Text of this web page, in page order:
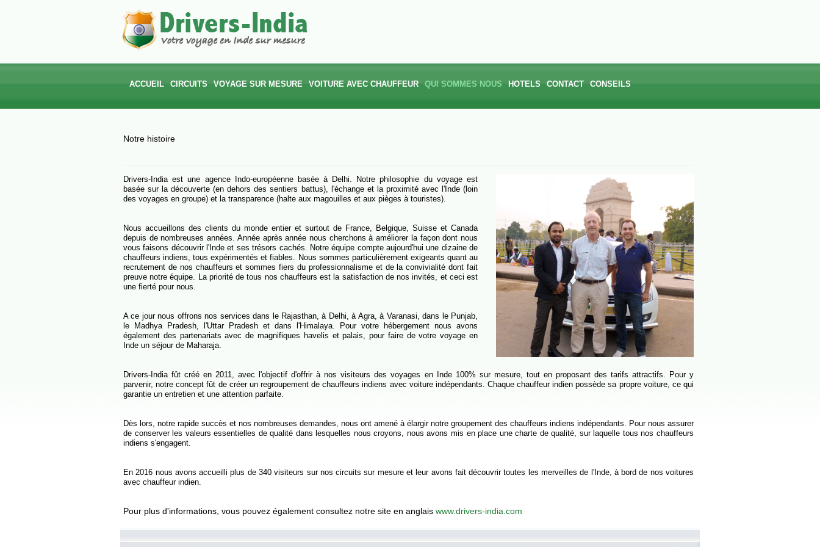
ACCUEIL CIRCUITS
VOYAGES DE NOCES
VOYAGE SUR MESURE VOITURE AVEC CHAUFFEUR QUI SOMMES NOUS
NOTRE CHARTE ÉTHIQUE
NOS AVIS CLIENTS
SITEMAP
HOTELS CONTACT CONSEILS
Notre histoire
Drivers-India est une agence Indo-européenne basée à Delhi. Notre philosophie du voyage est
basée sur la découverte (en dehors des sentiers battus), l'échange et la proximité avec l'Inde (loin
des voyages en groupe) et la transparence (halte aux magouilles et aux pièges à touristes).
Nous accueillons des clients du monde entier et surtout de France, Belgique, Suisse et Canada
depuis de nombreuses années. Année après année nous cherchons à améliorer la façon dont nous
vous faisons découvrir l'Inde et ses trésors cachés. Notre équipe compte aujourd'hui une dizaine de
chauffeurs indiens, tous expérimentés et fiables. Nous sommes particulièrement exigeants quant au
recrutement de nos chauffeurs et sommes fiers du professionnalisme et de la convivialité dont fait
preuve notre équipe. La priorité de tous nos chauffeurs est la satisfaction de nos invités, et ceci est
une fierté pour nous.
A ce jour nous offrons nos services dans le Rajasthan, à Delhi, à Agra, à Varanasi, dans le Punjab,
le Madhya Pradesh, l'Uttar Pradesh et dans l'Himalaya. Pour votre hébergement nous avons
également des partenariats avec de magnifiques havelis et palais, pour faire de votre voyage en
Inde un séjour de Maharaja.
Drivers-India fût créé en 2011, avec l'objectif d'offrir à nos visiteurs des voyages en Inde 100% sur mesure, tout en proposant des tarifs attractifs. Pour y
parvenir, notre concept fût de créer un regroupement de chauffeurs indiens avec voiture indépendants. Chaque chauffeur indien possède sa propre voiture, ce qui
garantie un entretien et une attention parfaite.
Dès lors, notre rapide succès et nos nombreuses demandes, nous ont amené à élargir notre groupement des chauffeurs indiens indépendants. Pour nous assurer
de conserver les valeurs essentielles de qualité dans lesquelles nous croyons, nous avons mis en place une charte de qualité, sur laquelle tous nos chauffeurs
indiens s'engagent.
En 2016 nous avons accueilli plus de 340 visiteurs sur nos circuits sur mesure et leur avons fait découvrir toutes les merveilles de l'Inde, à bord de nos voitures
avec chauffeur indien.
Pour plus d'informations, vous pouvez également consultez notre site en anglais www.drivers-india.com